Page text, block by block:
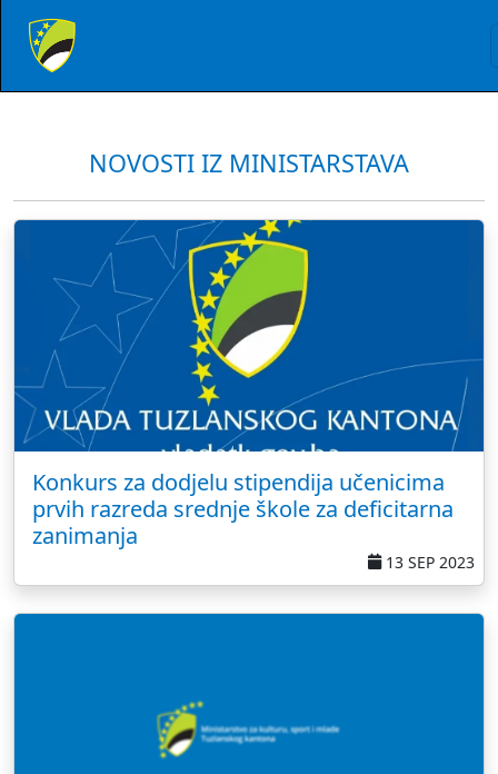
NOVOSTI IZ MINISTARSTAVA
Konkurs za dodjelu stipendija učenicima
prvih razreda srednje škole za deficitarna
zanimanja
13 SEP 2023